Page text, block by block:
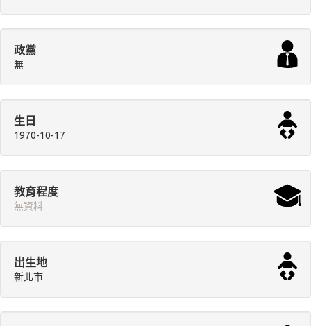
政黨
無
生日
1970-10-17
教育程度
無資料
出生地
新北市